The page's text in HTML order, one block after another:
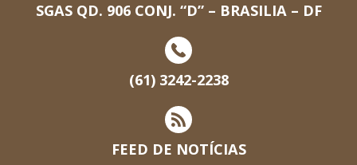
SGAS QD. 906 CONJ. “D” – BRASILIA – DF
(61) 3242-2238
FEED DE NOTÍCIAS